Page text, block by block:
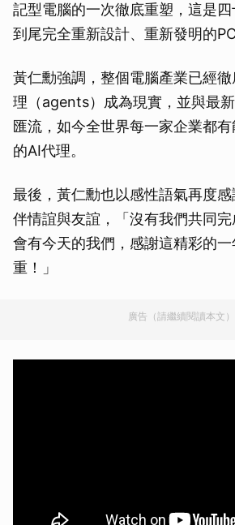
記型電腦的一次徹底重塑，這是
到尾完全重新設計、重新發明的PC
黃仁勳強調，整個電腦產業已經
理（agents）成為現實，並與最
匯流，如今全世界每一家企業都
的AI代理。
最後，黃仁勳也以感性語氣再度
伴情誼與友誼，「沒有我們共同
會有今天的我們，感謝這精彩的
重！」
廣告（請繼續閱讀本文）